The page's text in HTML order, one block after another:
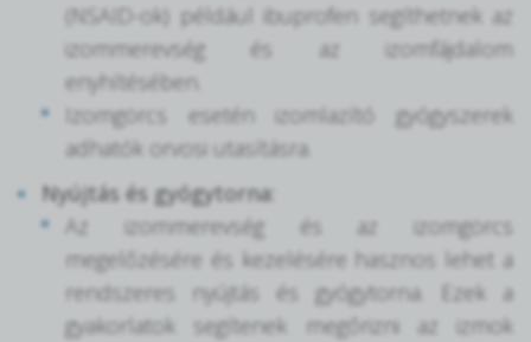
(NSAID-ok) például ibuprofen segíthetnek az
izommerevség és az izomfájdalom
enyhítésében.
Izomgörcs esetén izomlazító gyógyszerek
adhatók orvosi utasításra.
Nyújtás és gyógytorna:
Az izommerevség és az izomgörcs
megelőzésére és kezelésére hasznos lehet a
rendszeres nyújtás és gyógytorna. Ezek a
gyakorlatok segítenek megőrizni az izmok